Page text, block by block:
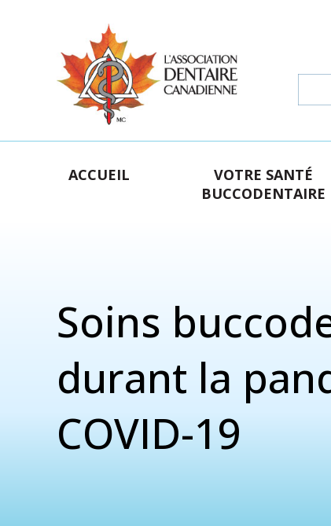
ACCUEIL
VOTRE SANTÉ
BUCCODENTAIRE
Soins
durant la
COVID-19